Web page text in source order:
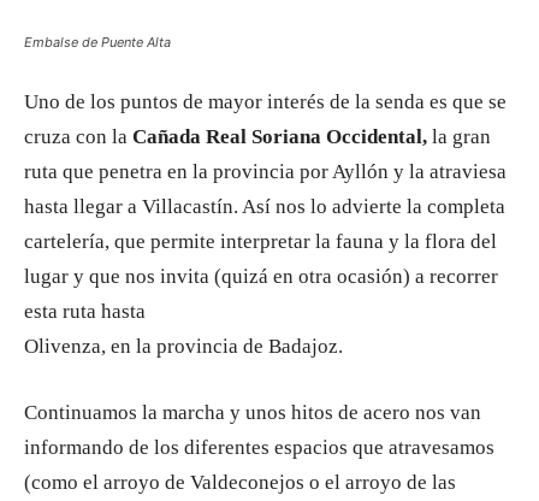
Embalse de Puente Alta
Uno de los puntos de mayor interés de la senda es que se
cruza con la Cañada Real Soriana Occidental, la gran
ruta que penetra en la provincia por Ayllón y la atraviesa
hasta llegar a Villacastín. Así nos lo advierte la completa
cartelería, que permite interpretar la fauna y la flora del
lugar y que nos invita (quizá en otra ocasión) a recorrer
esta ruta hasta
Olivenza, en la provincia de Badajoz.
Continuamos la marcha y unos hitos de acero nos van
informando de los diferentes espacios que atravesamos
(como el arroyo de Valdeconejos o el arroyo de las